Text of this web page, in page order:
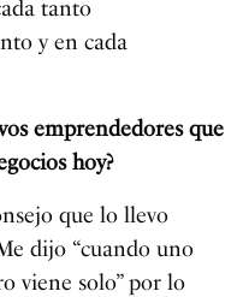
tanto
y en cada
emprendedores que
hoy?
que lo llevo
dijo “cuando uno
viene solo” por lo